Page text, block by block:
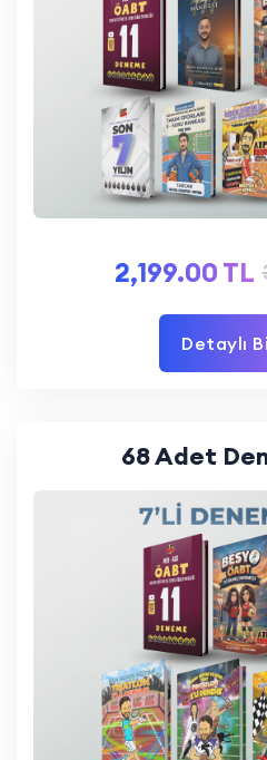
2,199.00 TL
Detaylı
68 Adet